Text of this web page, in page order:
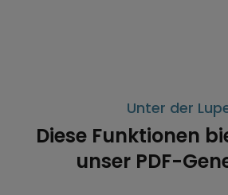
Unter der
Diese Funktionen
unser PDF-